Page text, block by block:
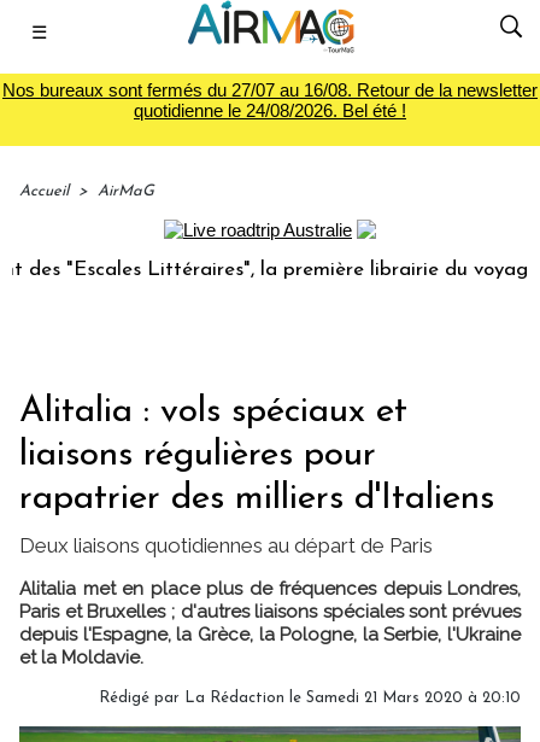
☰
Nos bureaux sont fermés du 27/07 au 16/08. Retour de la newsletter
quotidienne le 24/08/2026. Bel été !
Accueil > AirMaG
"Escales Littéraires", la première librairie du voyage
Alitalia : vols spéciaux et
liaisons régulières pour
rapatrier des milliers d'Italiens
Deux liaisons quotidiennes au départ de Paris
Alitalia met en place plus de fréquences depuis Londres,
Paris et Bruxelles ; d'autres liaisons spéciales sont prévues
depuis l'Espagne, la Grèce, la Pologne, la Serbie, l'Ukraine
et la Moldavie.
Rédigé par La Rédaction le Samedi 21 Mars 2020 à 20:10